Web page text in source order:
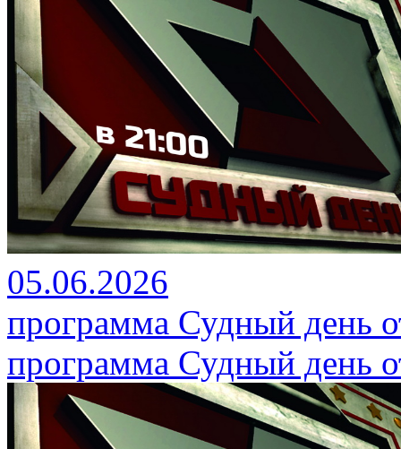
05.06.2026
программа Судный день
программа Судный день